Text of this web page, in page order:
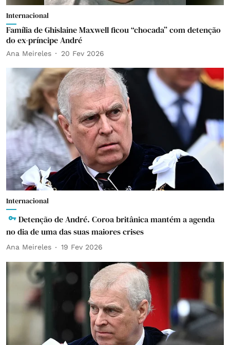
Internacional
Família de Ghislaine Maxwell ficou “chocada” com detenção
do ex-príncipe André
Ana Meireles 20 Fev 2026
Internacional
Detenção de André. Coroa britânica mantém a agenda
no dia de uma das suas maiores crises
Ana Meireles 19 Fev 2026